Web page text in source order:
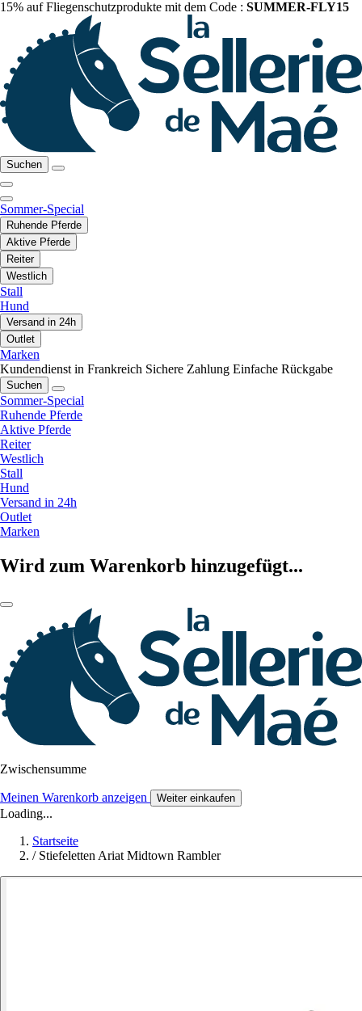
15% auf Fliegenschutzprodukte mit dem Code : SUMMER-FLY15
Suchen
Sommer-Special
Ruhende Pferde
Aktive Pferde
Reiter
Westlich
Stall
Hund
Versand in 24h
Outlet
Marken
Kundendienst in Frankreich Sichere Zahlung Einfache Rückgabe
Suchen
Sommer-Special
Ruhende Pferde
Aktive Pferde
Reiter
Westlich
Stall
Hund
Versand in 24h
Outlet
Marken
Wird zum Warenkorb hinzugefügt...
Zwischensumme
Meinen Warenkorb anzeigen Weiter einkaufen
Loading...
Startseite
/ Stiefeletten Ariat Midtown Rambler